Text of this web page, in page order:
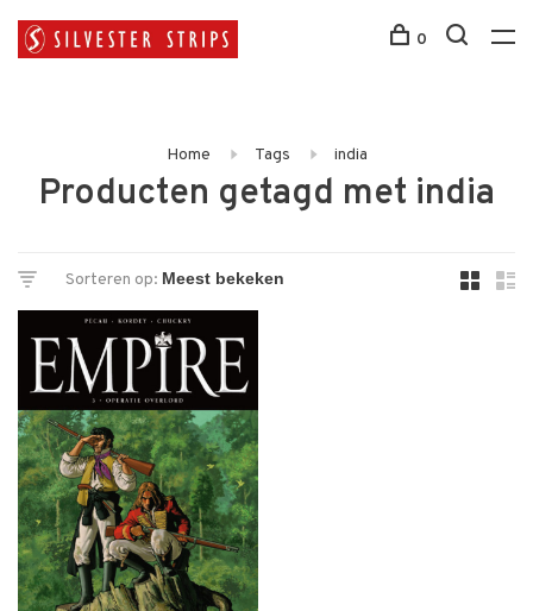
0
Home Tags india
Producten getagd met india
Sorteren op: